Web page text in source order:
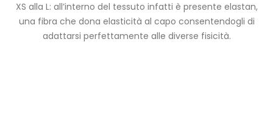
XS alla L: all’interno del tessuto infatti è presente elastan,
una fibra che dona elasticità al capo consentendogli di
adattarsi perfettamente alle diverse fisicità.